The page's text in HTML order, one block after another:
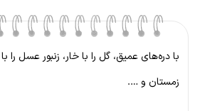
با دره‌های عمیق، گل را با خار، زنبور عسل را
زمستان و ….